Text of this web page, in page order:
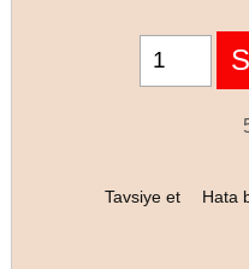
Tavsiye et Hata